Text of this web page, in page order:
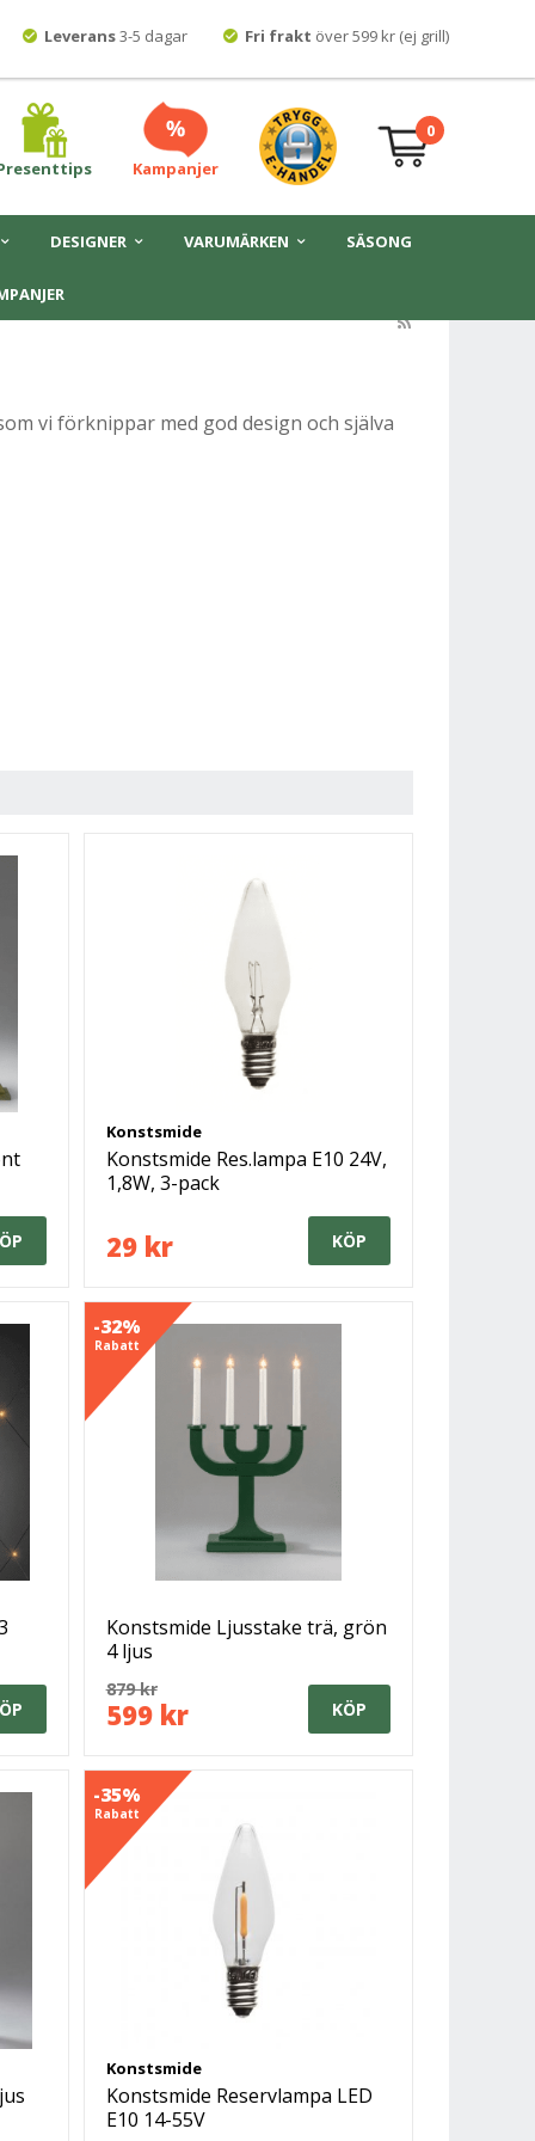
Leverans3-5 dagar Fri frakt över 599 kr (ej grill)
Kampanjer
0
DESIGNER VARUMÄRKEN SÄSONG
vi förknippar med god design och själva
Konstsmide
Konstsmide Res.lampa E10 24V,
1,8W, 3-pack
29 kr KÖP
-32%
Rabatt
Konstsmide Ljusstake trä, grön
4 ljus
879 kr
599 kr KÖP
-35%
Rabatt
Konstsmide
Konstsmide Reservlampa LED
E10 14-55V